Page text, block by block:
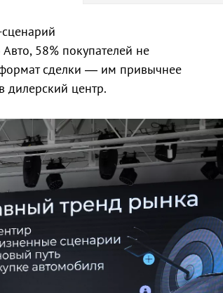
58% покупателей не
сделки — им привычнее
дилерский центр.